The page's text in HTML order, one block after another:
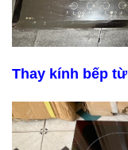
Thay kính bếp từ